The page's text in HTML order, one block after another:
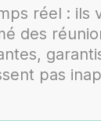
réel : ils
des
pas